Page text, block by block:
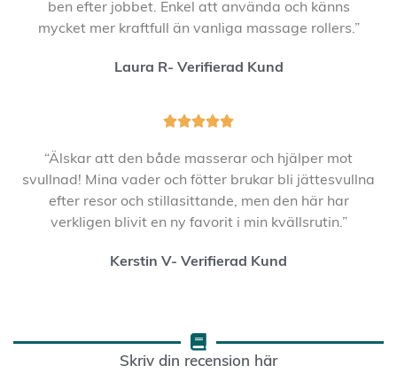
ben efter jobbet. Enkel att använda och känns
mycket mer kraftfull än vanliga massage rollers.”
Laura R- Verifierad Kund

“Älskar att den både masserar och hjälper mot
svullnad! Mina vader och fötter brukar bli jättesvullna
efter resor och stillasittande, men den här har
verkligen blivit en ny favorit i min kvällsrutin.”
Kerstin V- Verifierad Kund
Skriv din recension här